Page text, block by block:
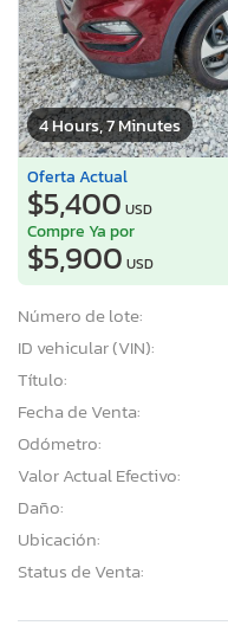
4 Hours, 7 Minutes
Oferta Actual
$5,400 USD
Compre Ya por
$5,900 USD
Número de lote:
ID vehicular (VIN):
Título:
Fecha de Venta:
Odómetro:
Valor Actual Efectivo:
Daño:
Ubicación:
Status de Venta: